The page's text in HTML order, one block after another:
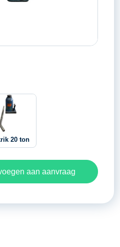
20 ton
aan aanvraag